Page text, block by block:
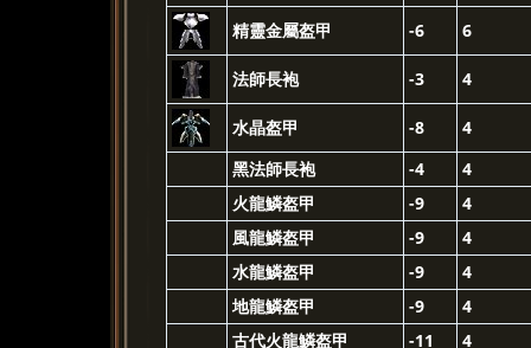
精靈金屬盔甲
-6 6
法師長袍 -3 4
水晶盔甲 -8
4
黑法師長袍
-4
4
火龍鱗盔甲
-9
4
風龍鱗盔甲
-9
4
水龍鱗盔甲
-9
4
地龍鱗盔甲
-9
4
古代火龍鱗盔甲
-11
4